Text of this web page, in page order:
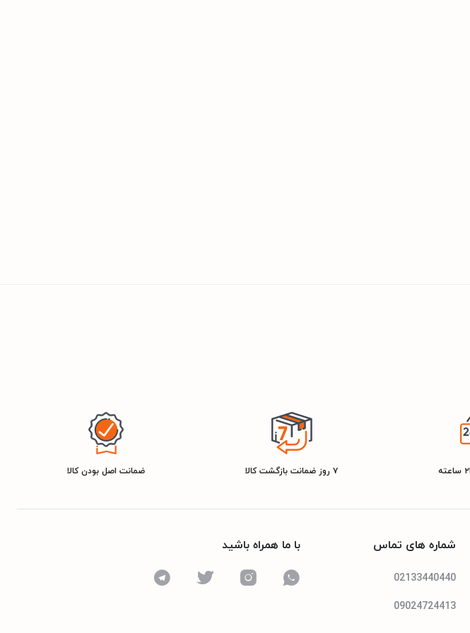
۷ روز ضمانت بازگشت کالا ضمانت اصل بودن کالا
شماره های تماس
02133440440
09024724413
با ما همراه باشید